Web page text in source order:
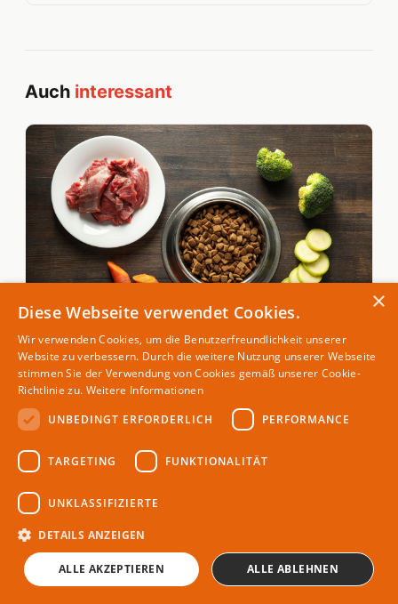
Auch interessant
FAMILIE
Camping mit Hund: Das richtige Futter für
×
Diese Webseite verwendet Cookies.
Wir verwenden Cookies, um die Benutzerfreundlichkeit unserer
Website zu verbessern. Durch die weitere Nutzung unserer Webseite
stimmen Sie der Verwendung von Cookies gemäß unserer Cookie-
Richtlinie zu. Weitere Informationen
UNBEDINGT ERFORDERLICH
PERFORMANCE
TARGETING FUNKTIONALITÄT
UNKLASSIFIZIERTE
DETAILS ANZEIGEN
ALLE AKZEPTIEREN ALLE ABLEHNEN